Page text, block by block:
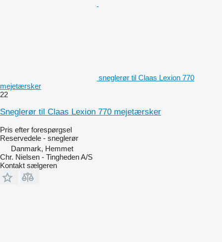
sneglerør til Claas Lexion 770
mejetærsker
22
Sneglerør til Claas Lexion 770 mejetærsker
Pris efter forespørgsel
Reservedele - sneglerør
Danmark, Hemmet
Chr. Nielsen - Tingheden A/S
Kontakt sælgeren